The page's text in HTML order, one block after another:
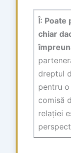
Î: Poate
chiar
dreptul
pentru
comisă
relației